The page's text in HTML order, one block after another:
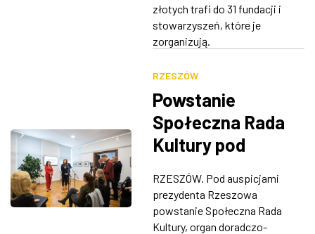
złotych trafi do 31 fundacji i
stowarzyszeń, które je
zorganizują.
RZESZÓW
Powstanie
Społeczna Rada
Kultury pod
prezydenta
Rzeszowa
RZESZÓW. Pod auspicjami
prezydenta Rzeszowa
powstanie Społeczna Rada
Kultury, organ doradczo-